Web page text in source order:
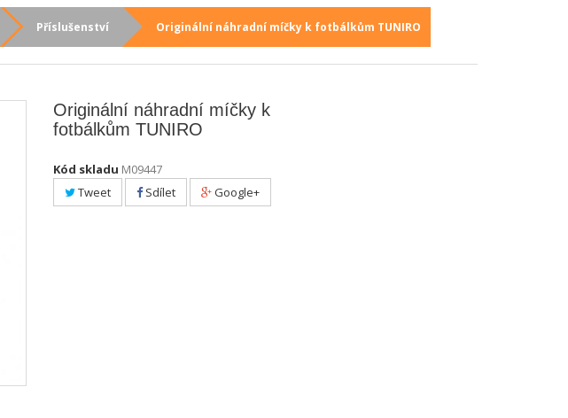
Příslušenství Originální náhradní míčky k fotbálkům TUNIRO
Originální náhradní míčky k
fotbálkům TUNIRO
Kód skladu M09447
Tweet
Sdílet Google+